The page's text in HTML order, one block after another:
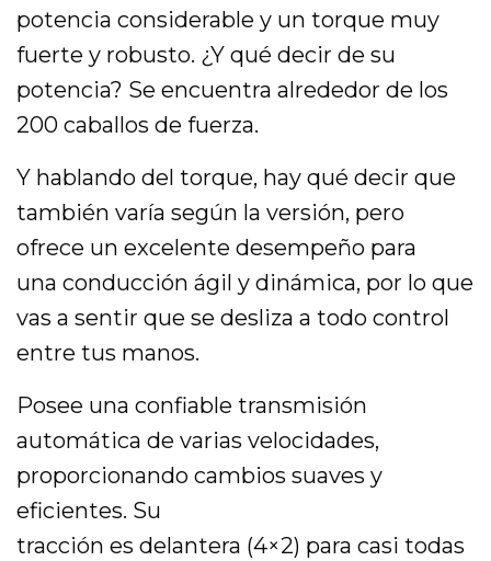
potencia considerable y un torque muy
fuerte y robusto. ¿Y qué decir de su
potencia? Se encuentra alrededor de los
200 caballos de fuerza.
Y hablando del torque, hay qué decir que
también varía según la versión, pero
ofrece un excelente desempeño para
una conducción ágil y dinámica, por lo que
vas a sentir que se desliza a todo control
entre tus manos.
Posee una confiable transmisión
automática de varias velocidades,
proporcionando cambios suaves y
eficientes. Su
tracción es delantera (4×2) para casi todas